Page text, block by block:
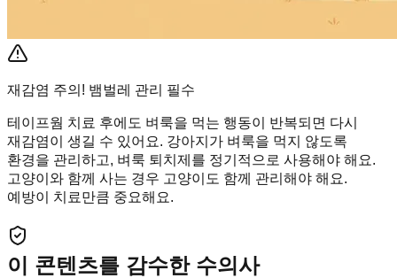
재감염 주의! 뱀벌레 관리 필수
테이프웜 치료 후에도 벼룩을 먹는 행동이 반복되면 다시
재감염이 생길 수 있어요. 강아지가 벼룩을 먹지 않도록
환경을 관리하고, 벼룩 퇴치제를 정기적으로 사용해야 해요.
고양이와 함께 사는 경우 고양이도 함께 관리해야 해요.
예방이 치료만큼 중요해요.
이 콘텐츠를 감수한 수의사